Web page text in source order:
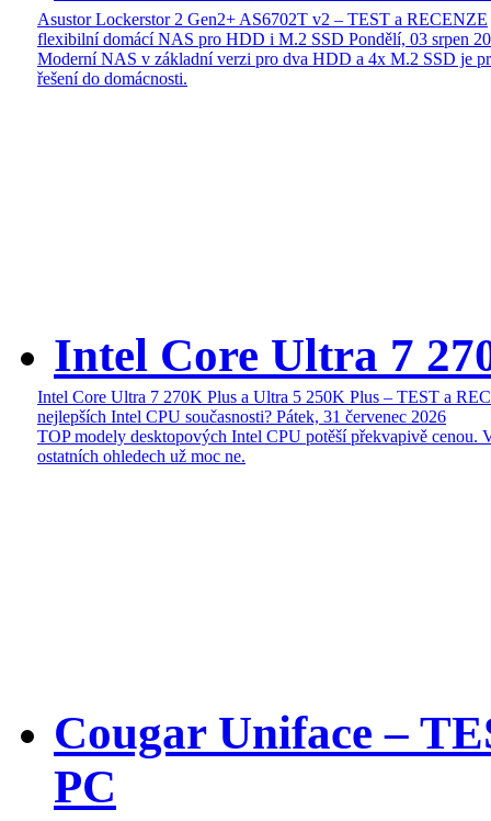
Asustor Lockerstor 2 Gen2+ AS6702T v2 – TEST a RECENZE
flexibilní domácí NAS pro HDD i M.2 SSD Pondělí, 03 srpen
Moderní NAS v základní verzi pro dva HDD a 4x M.2 SSD je
řešení do domácnosti.
Intel Core Ultra 7
Intel Core Ultra 7 270K Plus a Ultra 5 250K Plus – TEST a
nejlepších Intel CPU současnosti? Pátek, 31 červenec 2026
TOP modely desktopových Intel CPU potěší překvapivě cenou.
ostatních ohledech už moc ne.
Cougar Uniface –
PC